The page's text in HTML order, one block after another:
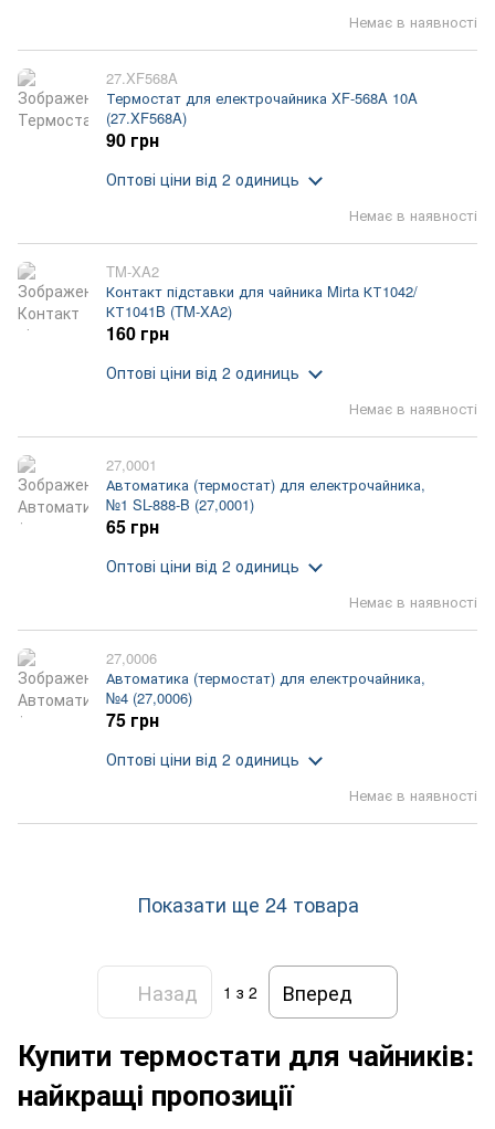
Немає в наявності
27.XF568A
Термостат для електрочайника XF-568A 10A
(27.XF568A)
Немає в наявності
90 грн
Оптові ціни від 2 одиниць
TM-XA2
Контакт підставки для чайника Mirta КТ1042/
КТ1041B (TM-XA2)
Немає в наявності
160 грн
Оптові ціни від 2 одиниць
27,0001
Автоматика (термостат) для електрочайника,
№1 SL-888-B (27,0001)
Немає в наявності
65 грн
Оптові ціни від 2 одиниць
27,0006
Автоматика (термостат) для електрочайника,
№4 (27,0006)
Немає в наявності
75 грн
Оптові ціни від 2 одиниць
Показати ще 24 товара
Назад 1 з 2 Вперед
Купити термостати для чайників:
найкращі пропозиції